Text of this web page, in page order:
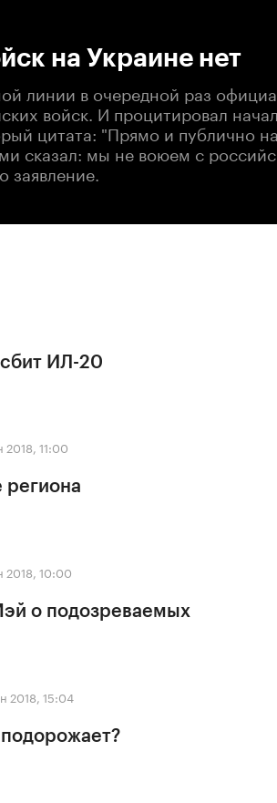
на Украине нет
линии в очередной раз
войск. И процитировал
цитата: "Прямо и публично
сказал: мы не воюем с
ИЛ-20
2018, 11:00
региона
2018, 10:00
о подозреваемых
2018, 15:04